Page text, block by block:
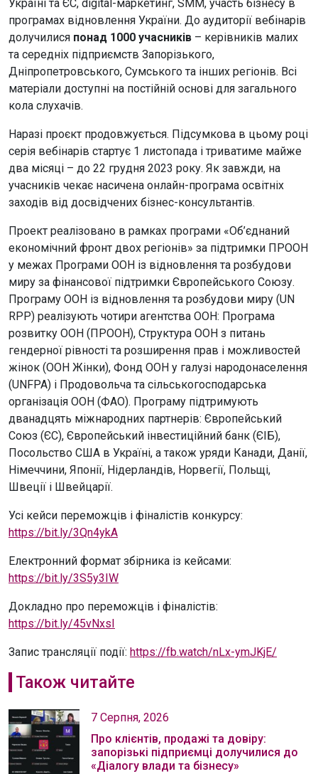
Україні та ЄС, digital-маркетинг, SMM, участь бізнесу в
програмах відновлення України. До аудиторії вебінарів
долучилися понад 1000 учасників – керівників малих
та середніх підприємств Запорізького,
Дніпропетровського, Сумського та інших регіонів. Всі
матеріали доступні на постійній основі для загального
кола слухачів.
Наразі проєкт продовжується. Підсумкова в цьому році
серія вебінарів стартує 1 листопада і триватиме майже
два місяці – до 22 грудня 2023 року. Як завжди, на
учасників чекає насичена онлайн-програма освітніх
заходів від досвідчених бізнес-консультантів.
Проект реалізовано в рамках програми «Об’єднаний
економічний фронт двох регіонів» за підтримки ПРООН
у межах Програми ООН із відновлення та розбудови
миру за фінансової підтримки Європейського Союзу.
Програму ООН із відновлення та розбудови миру (UN
RPP) реалізують чотири агентства ООН: Програма
розвитку ООН (ПРООН), Структура ООН з питань
гендерної рівності та розширення прав і можливостей
жінок (ООН Жінки), Фонд ООН у галузі народонаселення
(UNFPA) і Продовольча та сільськогосподарська
організація ООН (ФАО). Програму підтримують
дванадцять міжнародних партнерів: Європейський
Союз (ЄС), Європейський інвестиційний банк (ЄІБ),
Посольство США в Україні, а також уряди Канади, Данії,
Німеччини, Японії, Нідерландів, Норвегії, Польщі,
Швеції і Швейцарії.
Усі кейси переможців і фіналістів конкурсу:
https://bit.ly/3Qn4ykA
Електронний формат збірника із кейсами:
https://bit.ly/3S5y3IW
Докладно про переможців і фіналістів:
https://bit.ly/45vNxsI
Запис трансляції події: https://fb.watch/nLx-ymJKjE/
Також читайте
7 Серпня, 2026
Про клієнтів, продажі та довіру:
запорізькі підприємці долучилися до
«Діалогу влади та бізнесу»